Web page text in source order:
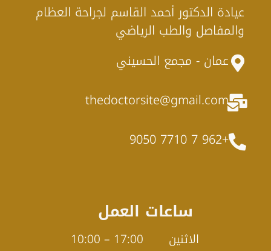
عيادة الدكتور أحمد القاسم لجراحة العظام
والمفاصل والطب الرياضي
عمان - مجمع الحسيني
thedoctorsite@gmail.com
+962 7 7710 9050
ساعات العمل
الاثنين 17:00 – 10:00